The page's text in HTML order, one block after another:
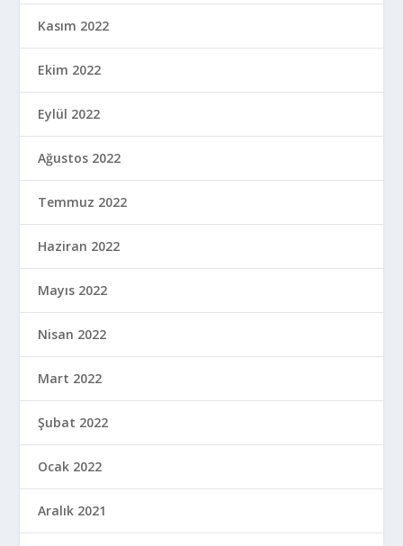
Kasım 2022
Ekim 2022
Eylül 2022
Ağustos 2022
Temmuz 2022
Haziran 2022
Mayıs 2022
Nisan 2022
Mart 2022
Şubat 2022
Ocak 2022
Aralık 2021